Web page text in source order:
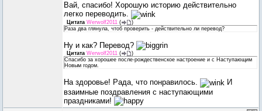
Вай, спасибо! Хорошую историю действительно
легко переводить.
Цитата Werwolf2011 (
)
Раза два глянула, чтоб проверить - действительно ли перевод?
Ну и как? Перевод?
Цитата Werwolf2011 (
)
Спасибо за хорошее после-рождественское настроение и с Наступающим
Новым годом.
На здоровье! Рада, что понравилось.
И
взаимные поздравления с наступающими
праздниками!